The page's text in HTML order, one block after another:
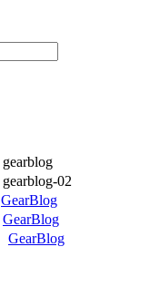
gearblog
gearblog-02
GearBlog
GearBlog
GearBlog